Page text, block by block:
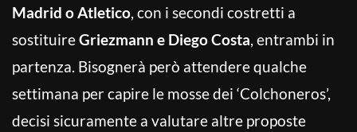
Madrid o Atletico, con i secondi costretti a
sostituireGriezmann e Diego Costa, entrambi in
partenza. Bisognerà però attendere qualche
settimana per capire le mosse dei ‘Colchoneros’,
decisi sicuramente a valutare altre proposte